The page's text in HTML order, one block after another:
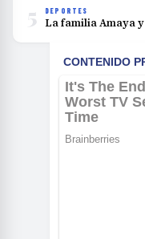
5 DEPORTES
La familia Amaya